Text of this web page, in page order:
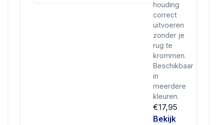
houding
correct
uitvoeren
zonder je
rug te
krommen.
Beschikbaar
in
meerdere
kleuren.
€17,95
Bekijk